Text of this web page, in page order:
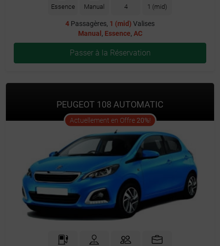
Essence Manual 4 1 (mid)
4 Passagères, 1 (mid) Valises
Manual , Essence, AC
Passer à la Réservation
PEUGEOT 108 AUTOMATIC
Actuellement en Offre 20%!offer